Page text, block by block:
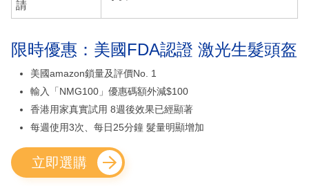
請
限時優惠：美國FDA認證 激光生髮頭盔
美國amazon鎖量及評價No. 1
輸入「NMG100」優惠碼額外減$100
香港用家真實試用 8週後效果已經顯著
每週使用3次、每日25分鐘 髮量明顯增加
立即選購